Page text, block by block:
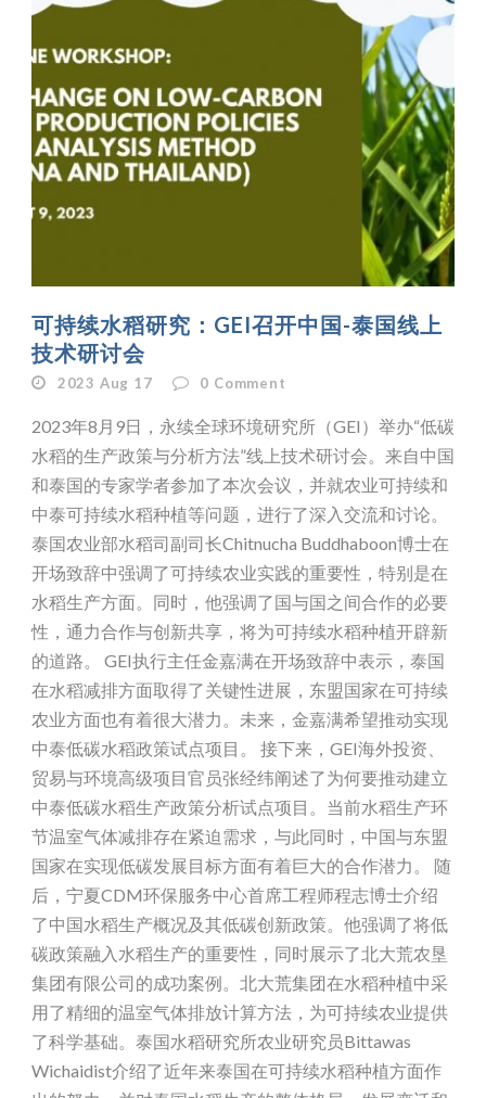
可持续水稻研究：GEI召开中国-泰国线上
技术研讨会
2023 Aug 17 0 Comment
2023年8月9日，永续全球环境研究所（GEI）举办“低碳
水稻的生产政策与分析方法”线上技术研讨会。来自中国
和泰国的专家学者参加了本次会议，并就农业可持续和
中泰可持续水稻种植等问题，进行了深入交流和讨论。
泰国农业部水稻司副司长Chitnucha Buddhaboon博士在
开场致辞中强调了可持续农业实践的重要性，特别是在
水稻生产方面。同时，他强调了国与国之间合作的必要
性，通力合作与创新共享，将为可持续水稻种植开辟新
的道路。 GEI执行主任金嘉满在开场致辞中表示，泰国
在水稻减排方面取得了关键性进展，东盟国家在可持续
农业方面也有着很大潜力。未来，金嘉满希望推动实现
中泰低碳水稻政策试点项目。 接下来，GEI海外投资、
贸易与环境高级项目官员张经纬阐述了为何要推动建立
中泰低碳水稻生产政策分析试点项目。当前水稻生产环
节温室气体减排存在紧迫需求，与此同时，中国与东盟
国家在实现低碳发展目标方面有着巨大的合作潜力。 随
后，宁夏CDM环保服务中心首席工程师程志博士介绍
了中国水稻生产概况及其低碳创新政策。他强调了将低
碳政策融入水稻生产的重要性，同时展示了北大荒农垦
集团有限公司的成功案例。北大荒集团在水稻种植中采
用了精细的温室气体排放计算方法，为可持续农业提供
了科学基础。泰国水稻研究所农业研究员Bittawas
Wichaidist介绍了近年来泰国在可持续水稻种植方面作